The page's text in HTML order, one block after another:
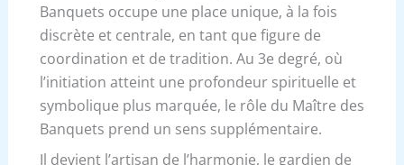
Banquets occupe une place unique, à la fois
discrète et centrale, en tant que figure de
coordination et de tradition. Au 3e degré, où
l’initiation atteint une profondeur spirituelle et
symbolique plus marquée, le rôle du Maître des
Banquets prend un sens supplémentaire.
Il devient l’artisan de l’harmonie, le gardien de